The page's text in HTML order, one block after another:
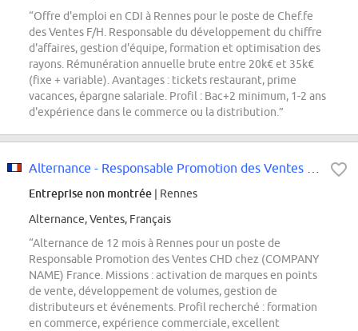
“Offre d'emploi en CDI à Rennes pour le poste de Chef.fe
des Ventes F/H. Responsable du développement du chiffre
d'affaires, gestion d'équipe, formation et optimisation des
rayons. Rémunération annuelle brute entre 20k€ et 35k€
(fixe + variable). Avantages : tickets restaurant, prime
vacances, épargne salariale. Profil : Bac+2 minimum, 1-2 ans
d'expérience dans le commerce ou la distribution.”
Entreprise non montrée | Rennes
Alternance, Ventes, Français
“Alternance de 12 mois à Rennes pour un poste de
Responsable Promotion des Ventes CHD chez (COMPANY
NAME) France. Missions : activation de marques en points
de vente, développement de volumes, gestion de
distributeurs et événements. Profil recherché : formation
en commerce, expérience commerciale, excellent